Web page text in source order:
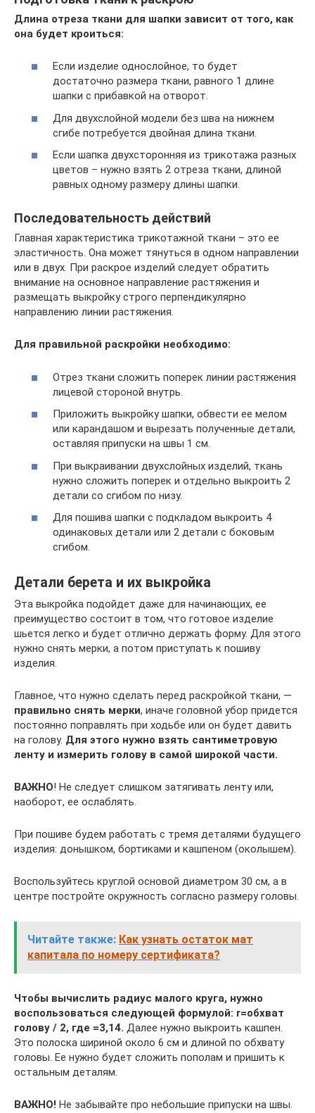
Длина отреза ткани для шапки зависит от того, как
она будет кроиться:
Если изделие однослойное, то будет
достаточно размера ткани, равного 1 длине
шапки с прибавкой на отворот.
Для двухслойной модели без шва на нижнем
сгибе потребуется двойная длина ткани.
Если шапка двухсторонняя из трикотажа разных
цветов – нужно взять 2 отреза ткани, длиной
равных одному размеру длины шапки.
Последовательность действий
Главная характеристика трикотажной ткани – это ее
эластичность. Она может тянуться в одном направлении
или в двух. При раскрое изделий следует обратить
внимание на основное направление растяжения и
размещать выкройку строго перпендикулярно
направлению линии растяжения.
Для правильной раскройки необходимо:
Отрез ткани сложить поперек линии растяжения
лицевой стороной внутрь.
Приложить выкройку шапки, обвести ее мелом
или карандашом и вырезать полученные детали,
оставляя припуски на швы 1 см.
При выкраивании двухслойных изделий, ткань
нужно сложить поперек и отдельно выкроить 2
детали со сгибом по низу.
Для пошива шапки с подкладом выкроить 4
одинаковых детали или 2 детали с боковым
сгибом.
Детали берета и их выкройка
Эта выкройка подойдет даже для начинающих, ее
преимущество состоит в том, что готовое изделие
шьется легко и будет отлично держать форму. Для этого
нужно снять мерки, а потом приступать к пошиву
изделия.
Главное, что нужно сделать перед раскройкой ткани, —
правильно снять мерки, иначе головной убор придется
постоянно поправлять при ходьбе или он будет давить
на голову. Для этого нужно взять сантиметровую
ленту и измерить голову в самой широкой части.
ВАЖНО! Не следует слишком затягивать ленту или,
наоборот, ее ослаблять.
При пошиве будем работать с тремя деталями будущего
изделия: донышком, бортиками и кашпеном (околышем).
Воспользуйтесь круглой основой диаметром 30 см, а в
центре постройте окружность согласно размеру головы.
Читайте также: Как узнать остаток мат
капитала по номеру сертификата?
Чтобы вычислить радиус малого круга, нужно
воспользоваться следующей формулой: r=обхват
голову / 2, где =3,14. Далее нужно выкроить кашпен.
Это полоска шириной около 6 см и длиной по обхвату
головы. Ее нужно будет сложить пополам и пришить к
остальным деталям.
ВАЖНО! Не забывайте про небольшие припуски на швы.